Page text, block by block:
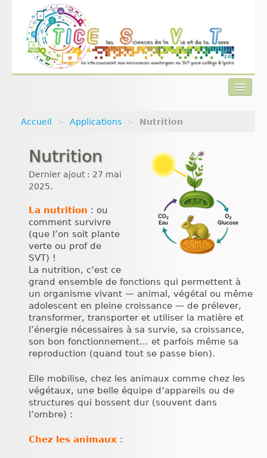
Plan du site
Qui sommes-nous ?
Contact
Accueil > Applications > Nutrition
Nutrition
Dernier ajout : 27 mai
2025.
La nutrition : ou
comment survivre
(que l’on soit plante
verte ou prof de
SVT) !
La nutrition, c’est ce
grand ensemble de fonctions qui permettent à
un organisme vivant — animal, végétal ou même
adolescent en pleine croissance — de prélever,
transformer, transporter et utiliser la matière et
l’énergie nécessaires à sa survie, sa croissance,
son bon fonctionnement... et parfois même sa
reproduction (quand tout se passe bien).
Elle mobilise, chez les animaux comme chez les
végétaux, une belle équipe d’appareils ou de
structures qui bossent dur (souvent dans
l’ombre) :
Chez les animaux :